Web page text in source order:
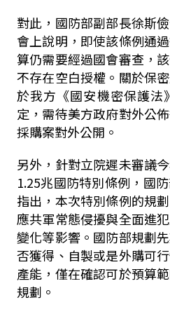
對此，國防部副部長徐斯
會上說明，即使該條例通
算仍需要經過國會審查，
不存在空白授權。關於保
於我方《國安機密保護法
定，需待美方政府對外公
採購案對外公開。
另外，針對立院遲未審議
1.25兆國防特別條例，國
指出，本次特別條例的規
應共軍常態侵擾與全面進
變化等影響。國防部規劃
否獲得、自製或是外購可
產能，僅在確認可於預算
規劃。